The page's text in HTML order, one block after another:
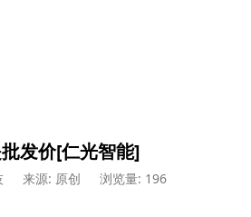
发价[仁光智能]
来源: 原创
浏览量: 196